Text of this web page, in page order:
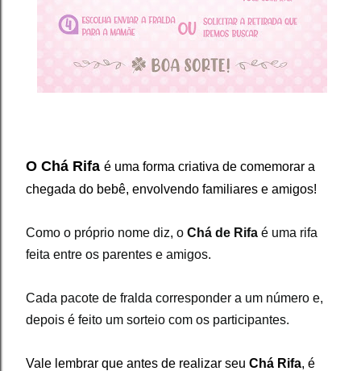
O Chá Rifa é uma forma criativa de comemorar a
chegada do bebê, envolvendo familiares e amigos!
Como o próprio nome diz, o Chá de Rifa é uma rifa
feita entre os parentes e amigos.
Cada pacote de fralda corresponder a um número e,
depois é feito um sorteio com os participantes.
Vale lembrar que antes de realizar seu Chá Rifa, é